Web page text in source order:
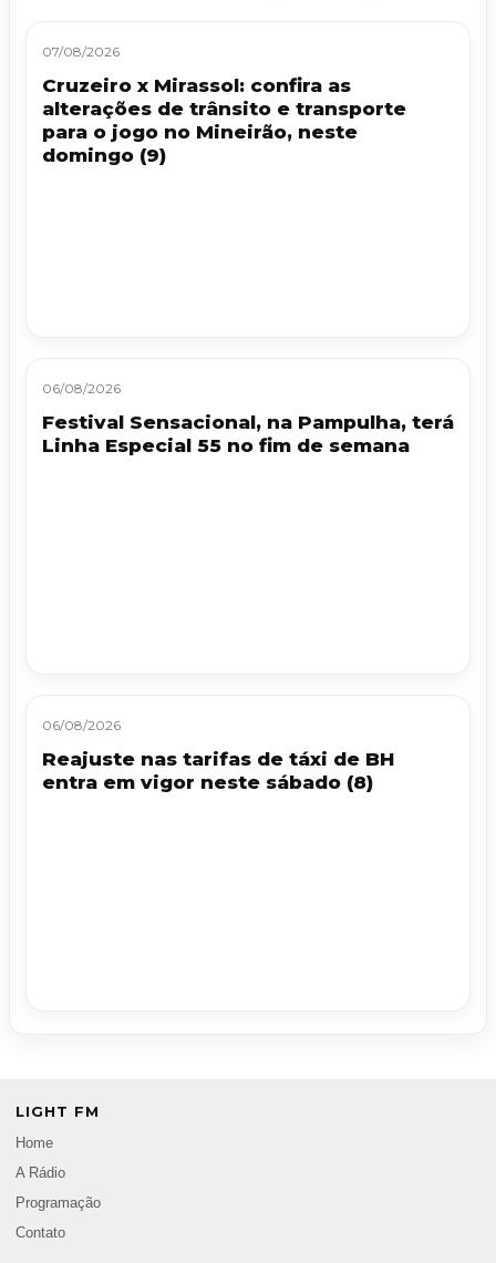
07/08/2026
Cruzeiro x Mirassol: confira as
alterações de trânsito e transporte
para o jogo no Mineirão, neste
domingo (9)
06/08/2026
Festival Sensacional, na Pampulha, terá
Linha Especial 55 no fim de semana
06/08/2026
Reajuste nas tarifas de táxi de BH
entra em vigor neste sábado (8)
LIGHT FM
Home
A Rádio
Programação
Contato